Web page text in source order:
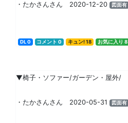
・たかさんさん 2020-12-20 図面有
DL 0 コメント 0 キュン! 18 お気に入り 8
▼椅子・ソファー/ガーデン・屋外/
・たかさんさん 2020-05-31 図面有